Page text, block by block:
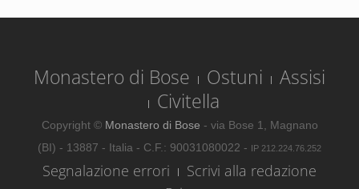
Monastero di Bose Ostuni
Assisi
Civitella
Copyright © Monastero di Bose - via Bose 1, Magnano
(BI) - 13887 - Italia - C.F.: 90031080022 - IP 212.224.76.252
Segnalazione errori
Scrivi alla redazione